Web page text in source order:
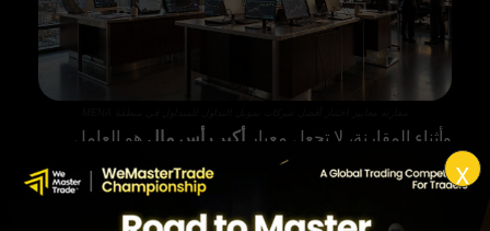
X
وأثناء المقارنة، لا تجعل معيار أكبر رأس مال هو العامل
الوحيد. أحياناً يكون الحساب الأصغر مع قواعد أوضح وفرصة
تأهل أعلى أفضل من برنامج كبير بشروط معقدة أو حدود
خسارة شديدة الضيق.